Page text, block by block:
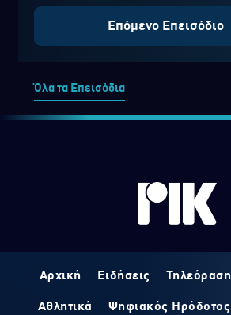
Επόμενο Επεισόδιο
Όλα τα Επεισόδια
Αρχική Ειδήσεις Τηλεόραση
Αθλητικά Ψηφιακός Ηρόδοτος